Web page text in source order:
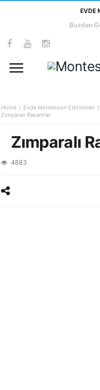
EVDE
Buzdan
Home Evde Montessori Etkinlikleri
Zımparalı Rakamlar
Zımparalı
4883